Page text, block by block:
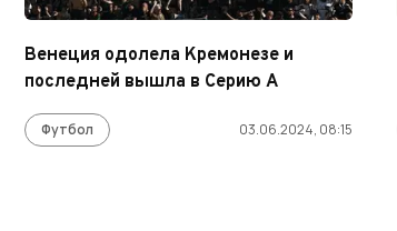
Венеция одолела Кремонезе и
последней вышла в Серию А
Футбол 03.06.2024, 08:15